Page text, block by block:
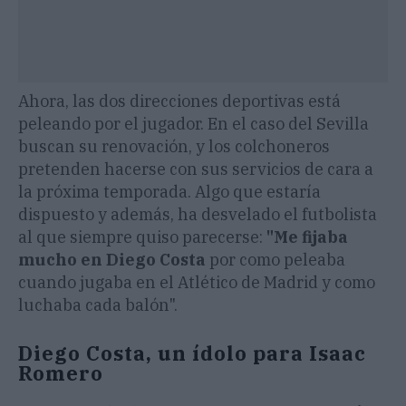
Ahora, las dos direcciones deportivas está
peleando por el jugador. En el caso del Sevilla
buscan su renovación, y los colchoneros
pretenden hacerse con sus servicios de cara a
la próxima temporada. Algo que estaría
dispuesto y además, ha desvelado el futbolista
al que siempre quiso parecerse: "Me fijaba
mucho en Diego Costa por como peleaba
cuando jugaba en el Atlético de Madrid y como
luchaba cada balón".
Diego Costa, un ídolo para Isaac
Romero